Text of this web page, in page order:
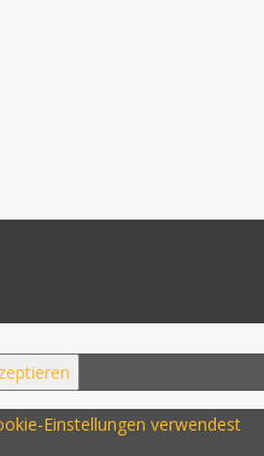
Einstellungen verwendest